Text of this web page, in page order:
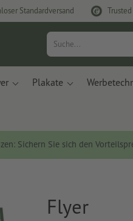
Standardversand
Plakate
Sichern Sie sich den
Flyer